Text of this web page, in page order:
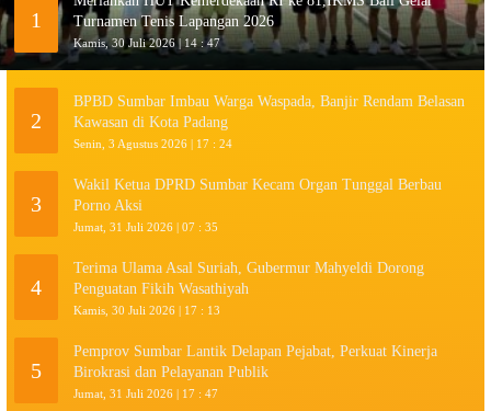
1
Turnamen Tenis Lapangan 2026
Kamis, 30 Juli 2026 | 14 : 47
2
BPBD Sumbar Imbau Warga Waspada, Banjir Rendam Belasan
Kawasan di Kota Padang
Senin, 3 Agustus 2026 | 17 : 24
3
Wakil Ketua DPRD Sumbar Kecam Organ Tunggal Berbau
Porno Aksi
Jumat, 31 Juli 2026 | 07 : 35
4
Terima Ulama Asal Suriah, Gubermur Mahyeldi Dorong
Penguatan Fikih Wasathiyah
Kamis, 30 Juli 2026 | 17 : 13
5
Pemprov Sumbar Lantik Delapan Pejabat, Perkuat Kinerja
Birokrasi dan Pelayanan Publik
Jumat, 31 Juli 2026 | 17 : 47